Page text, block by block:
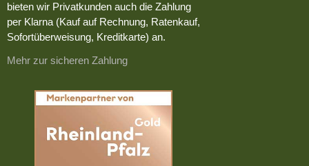
bieten wir Privatkunden auch die Zahlung
per Klarna (Kauf auf Rechnung, Ratenkauf,
Sofortüberweisung, Kreditkarte) an.
Mehr zur sicheren Zahlung